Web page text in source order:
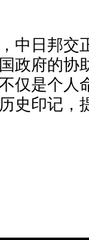
中日邦交
政府的协
仅是个人
史印记，